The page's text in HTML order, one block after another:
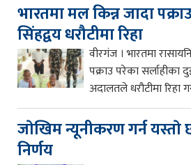
भारतमा मल किन्न जादा
सिंहद्वय धरौटीमा रिहा
वीरगंज । भारतमा
पक्राउ परेका सर्लाहीका
अदालतले धरौटीमा रिहा
जाेखिम न्यूनीकरण गर्न यस्ताे
निर्णय